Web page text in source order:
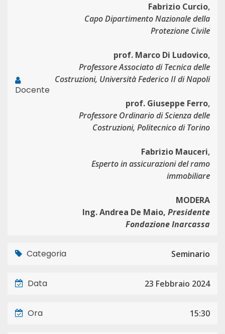
Docente
Fabrizio Curcio,
Capo Dipartimento Nazionale della
Protezione Civile
prof. Marco Di Ludovico,
Professore Associato di Tecnica delle
Costruzioni, Università Federico II di Napoli
prof. Giuseppe Ferro,
Professore Ordinario di Scienza delle
Costruzioni, Politecnico di Torino
Fabrizio Mauceri,
Esperto in assicurazioni del ramo
immobiliare
MODERA
Ing. Andrea De Maio, Presidente
Fondazione Inarcassa
Categoria Seminario
Data 23 Febbraio 2024
Ora 15:30